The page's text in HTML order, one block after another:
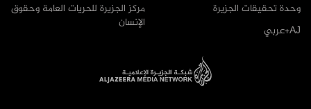
مركز الجزيرة للحريات العامة وحقوق
الإنسان
وحدة تحقيقات الجزيرة
AJ+عربي